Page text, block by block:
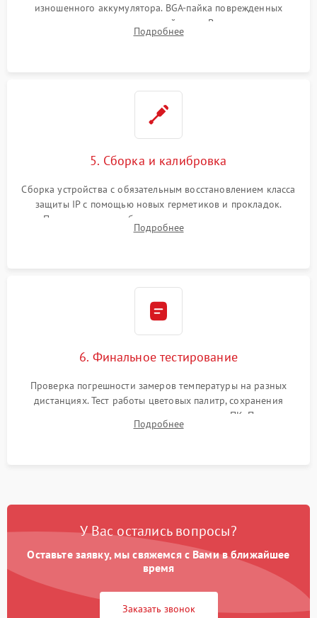
изношенного аккумулятора. BGA-пайка поврежденных
контроллеров на материнской плате. Восстановление
разъемов и кнопок, замена поврежденных элементов
Подробнее
5. Сборка и калибровка
Сборка устройства с обязательным восстановлением класса
защиты IP с помощью новых герметиков и прокладок.
Программная калибровка матрицы по эталонному
абсолютно черному телу для точного измерения температур.
Подробнее
6. Финальное тестирование
Проверка погрешности замеров температуры на разных
дистанциях. Тест работы цветовых палитр, сохранения
термограмм в память и передачи данных на ПК. Проверка
автономности работы и итоговый контроль качества.
Подробнее
У Вас остались вопросы?
Оставьте заявку, мы свяжемся с Вами в ближайшее
время
Заказать звонок